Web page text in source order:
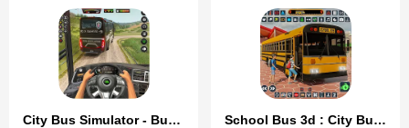
City Bus Simulator - Bus Drive School Bus 3d : City Bus Games